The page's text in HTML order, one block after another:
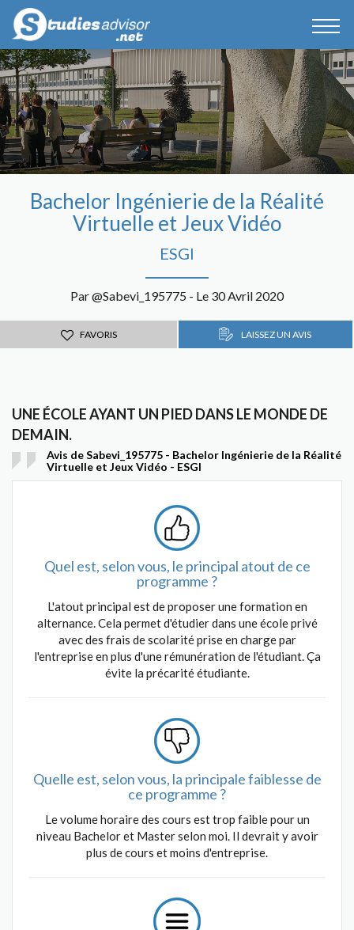
Bachelor Ingénierie de la Réalité
Virtuelle et Jeux Vidéo
ESGI
Par @Sabevi_195775 - Le 30 Avril 2020
FAVORIS LAISSEZ UN AVIS
UNE ÉCOLE AYANT UN PIED DANS LE MONDE DE
DEMAIN.
Avis de Sabevi_195775 - Bachelor Ingénierie de la Réalité
Virtuelle et Jeux Vidéo - ESGI
Quel est, selon vous, le principal atout de ce
programme ?
L'atout principal est de proposer une formation en
alternance. Cela permet d'étudier dans une école privé
avec des frais de scolarité prise en charge par
l'entreprise en plus d'une rémunération de l'étudiant. Ça
évite la précarité étudiante.
Quelle est, selon vous, la principale faiblesse de
ce programme ?
Le volume horaire des cours est trop faible pour un
niveau Bachelor et Master selon moi. Il devrait y avoir
plus de cours et moins d'entreprise.